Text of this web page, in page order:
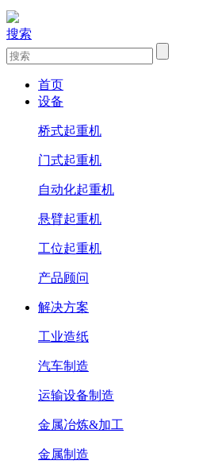
搜索
首页
设备
桥式起重机
门式起重机
自动化起重机
悬臂起重机
工位起重机
产品顾问
解决方案
工业造纸
汽车制造
运输设备制造
金属冶炼&加工
金属制造